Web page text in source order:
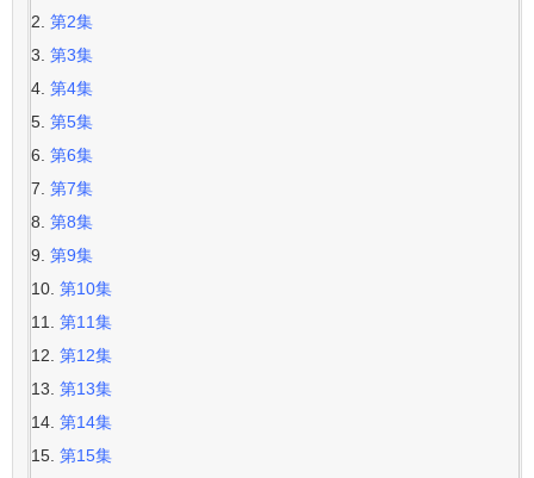
第2集
第3集
第4集
第5集
第6集
第7集
第8集
第9集
第10集
第11集
第12集
第13集
第14集
第15集